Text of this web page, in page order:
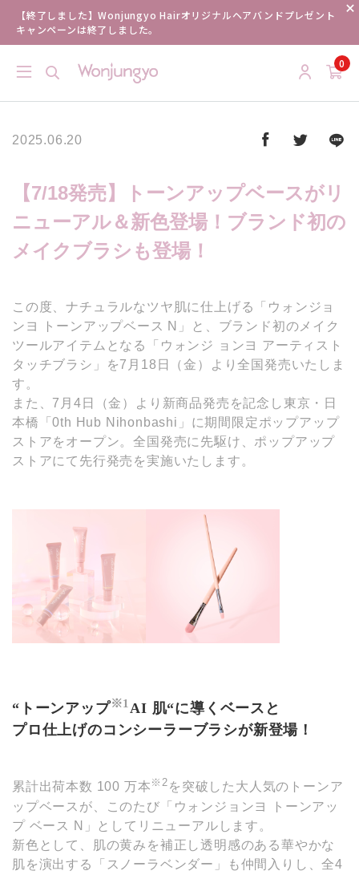
【終了しました】Wonjungyo Hairオリジナルヘアバンドプレゼント
キャンペーンは終了しました。
0
2025.06.20
【7/18発売】トーンアップベースがリ
ニューアル＆新色登場！ブランド初の
メイクブラシも登場！
この度、ナチュラルなツヤ肌に仕上げる「ウォンジョ
ンヨ トーンアップベース N」と、ブランド初のメイク
ツールアイテムとなる「ウォンジ ョンヨ アーティスト
タッチブラシ」を7月18日（金）より全国発売いたしま
す。
また、7月4日（金）より新商品発売を記念し東京・日
本橋「0th Hub Nihonbashi」に期間限定ポップアップ
ストアをオープン。全国発売に先駆け、ポップアップ
ストアにて先行発売を実施いたします。
“トーンアップ※1 AI 肌“に導くベースと
プロ仕上げのコンシーラーブラシが新登場！
累計出荷本数 100 万本 ※2 を突破した大人気のトーンア
ップベースが、このたび「ウォンジョンヨ トーンアッ
プ ベース N」としてリニューアルします。
新色として、肌の黄みを補正し透明感のある華やかな
肌を演出する「スノーラベンダー」も仲間入りし、全4